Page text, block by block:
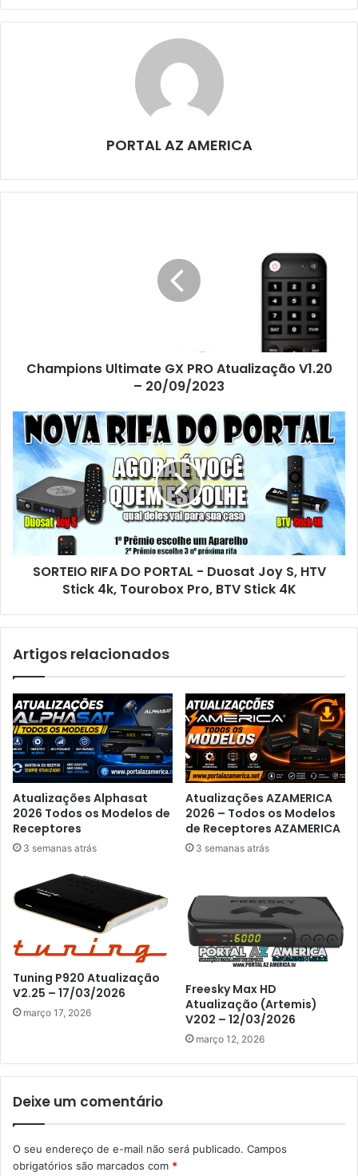
PORTAL AZ AMERICA
Champions Ultimate GX PRO Atualização V1.20
– 20/09/2023
SORTEIO RIFA DO PORTAL - Duosat Joy S, HTV
Stick 4k, Tourobox Pro, BTV Stick 4K
Artigos relacionados
Atualizações Alphasat
2026 Todos os Modelos de
Receptores
3 semanas atrás
Atualizações AZAMERICA
2026 – Todos os Modelos
de Receptores AZAMERICA
3 semanas atrás
Tuning P920 Atualização
V2.25 – 17/03/2026
março 17, 2026
Freesky Max HD
Atualização (Artemis)
V202 – 12/03/2026
março 12, 2026
Deixe um comentário
O seu endereço de e-mail não será publicado. Campos
obrigatórios são marcados com *